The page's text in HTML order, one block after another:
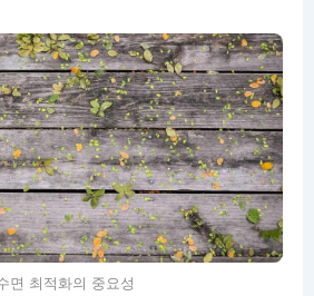
면 최적화의 중요성